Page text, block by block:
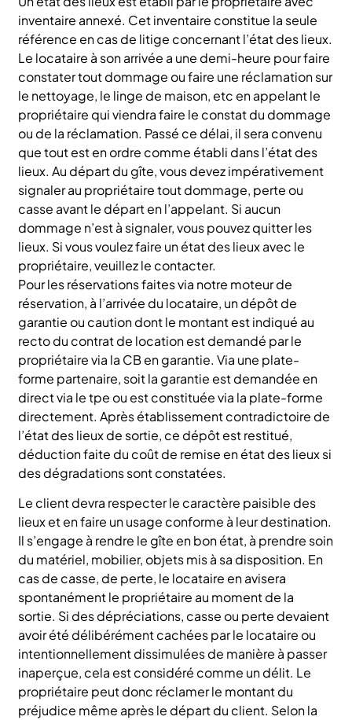
inventaire annexé. Cet inventaire constitue la seule
référence en cas de litige concernant l’état des lieux.
Le locataire à son arrivée a une demi-heure pour faire
constater tout dommage ou faire une réclamation sur
le nettoyage, le linge de maison, etc en appelant le
propriétaire qui viendra faire le constat du dommage
ou de la réclamation. Passé ce délai, il sera convenu
que tout est en ordre comme établi dans l’état des
lieux. Au départ du gîte, vous devez impérativement
signaler au propriétaire tout dommage, perte ou
casse avant le départ en l’appelant. Si aucun
dommage n’est à signaler, vous pouvez quitter les
lieux. Si vous voulez faire un état des lieux avec le
propriétaire, veuillez le contacter.
Pour les réservations faites via notre moteur de
réservation, à l’arrivée du locataire, un dépôt de
garantie ou caution dont le montant est indiqué au
recto du contrat de location est demandé par le
propriétaire via la CB en garantie. Via une plate-
forme partenaire, soit la garantie est demandée en
direct via le tpe ou est constituée via la plate-forme
directement. Après établissement contradictoire de
l’état des lieux de sortie, ce dépôt est restitué,
déduction faite du coût de remise en état des lieux si
des dégradations sont constatées.
Le client devra respecter le caractère paisible des
lieux et en faire un usage conforme à leur destination.
Il s’engage à rendre le gîte en bon état, à prendre soin
du matériel, mobilier, objets mis à sa disposition. En
cas de casse, de perte, le locataire en avisera
spontanément le propriétaire au moment de la
sortie. Si des dépréciations, casse ou perte devaient
avoir été délibérément cachées par le locataire ou
intentionnellement dissimulées de manière à passer
inaperçue, cela est considéré comme un délit. Le
propriétaire peut donc réclamer le montant du
préjudice même après le départ du client. Selon la